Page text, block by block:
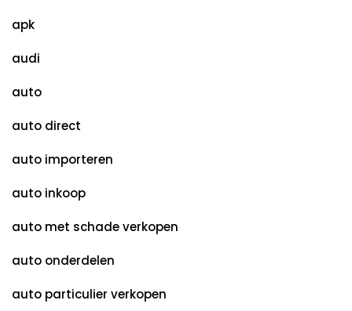
apk
audi
auto
auto direct
auto importeren
auto inkoop
auto met schade verkopen
auto onderdelen
auto particulier verkopen